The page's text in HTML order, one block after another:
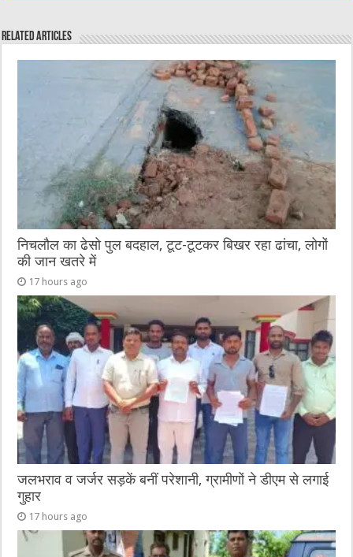
e
b r
at
n
g
er
A
p
p
Related Articles
निचलौल का ढेसो पुल बदहाल, टूट-टूटकर बिखर रहा ढांचा, लोगों
की जान खतरे में
17 hours ago
जलभराव व जर्जर सड़कें बनीं परेशानी, ग्रामीणों ने डीएम से लगाई
गुहार
17 hours ago